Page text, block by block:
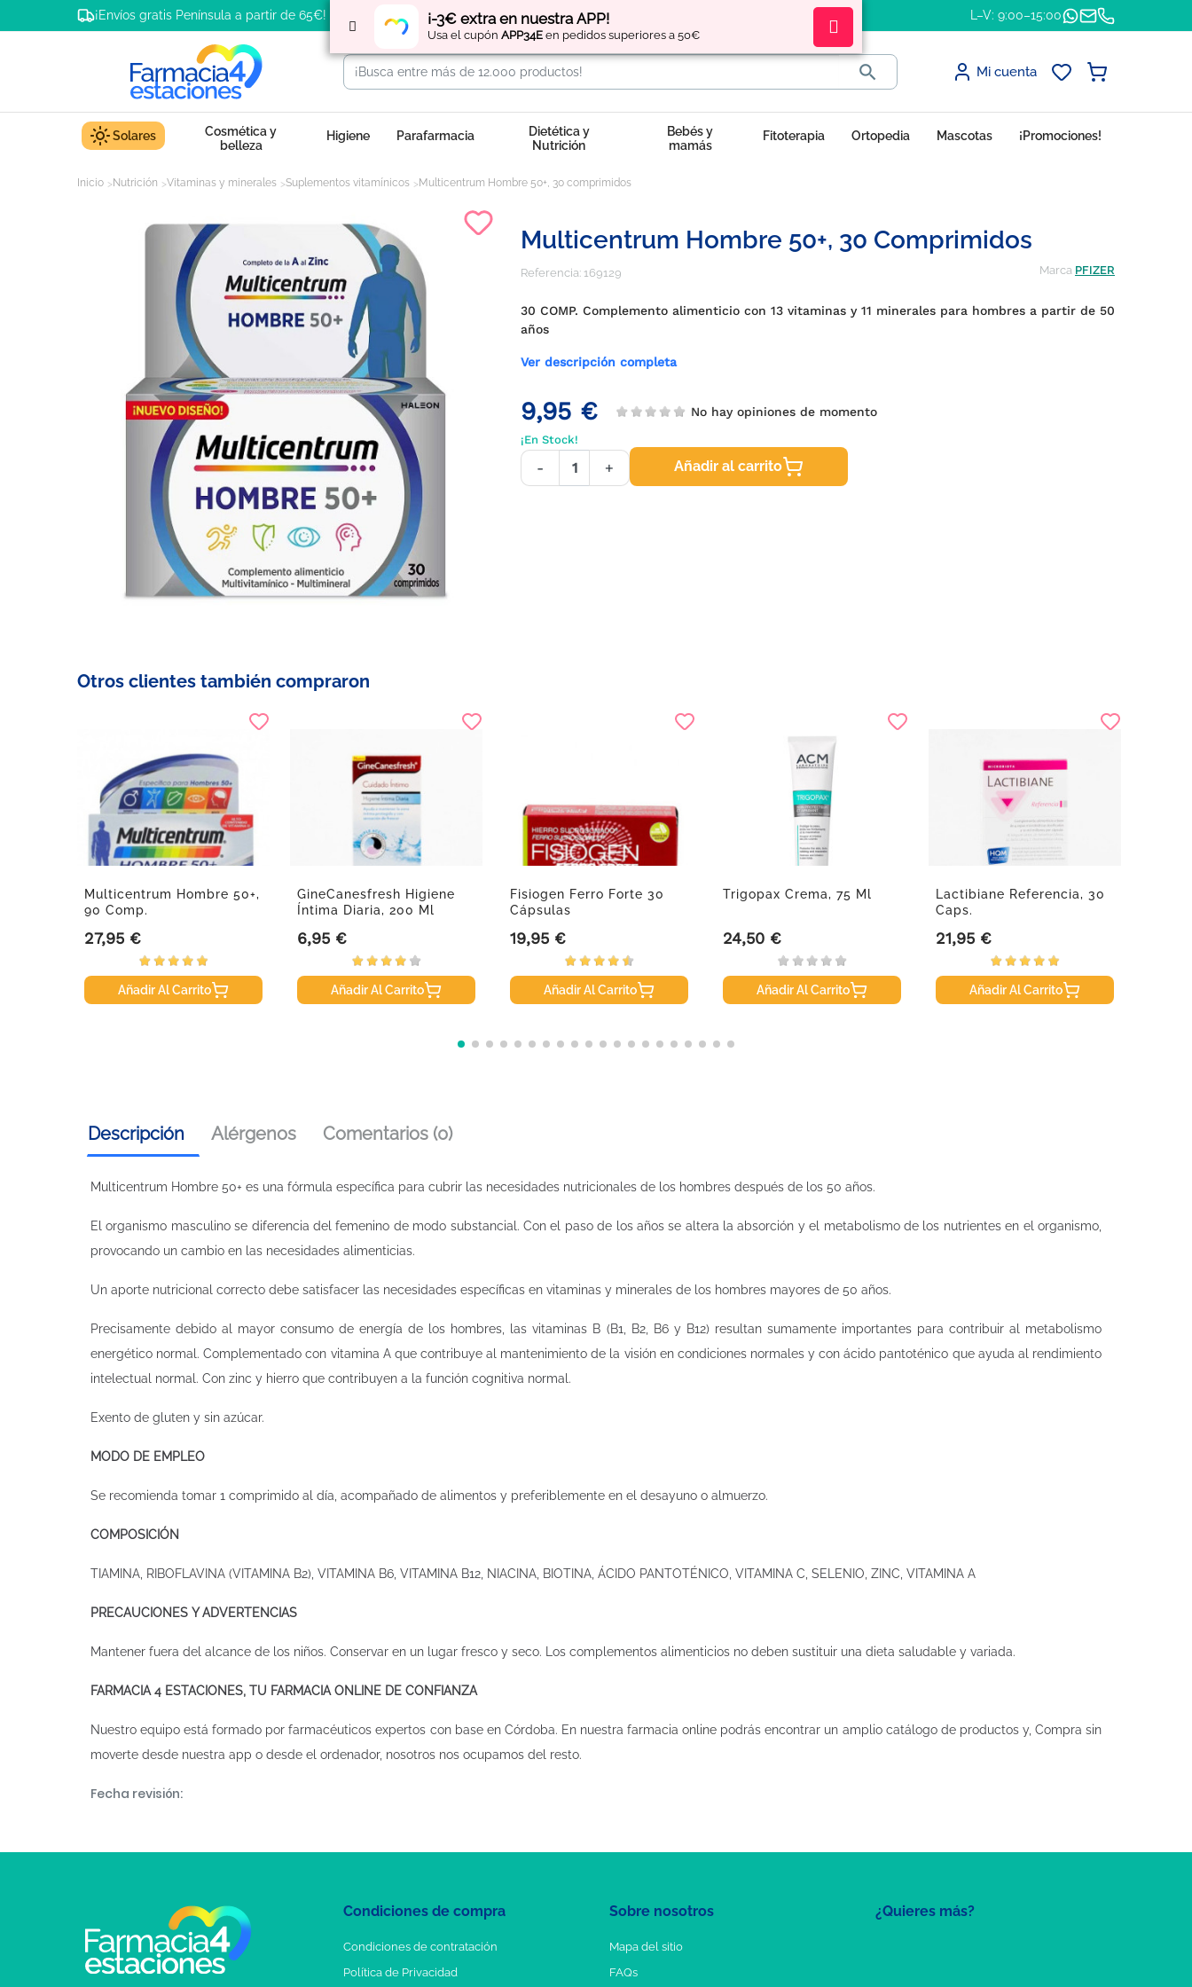
¡-3€ extra en nuestra APP!
Usa el cupón APP34E en pedidos superiores a 50€
¡Envíos gratis Península a partir de 65€! Regístratey obtén L–V: 9:00–15:00
 Mi cuenta
Solares
Cosmética y
belleza
Higiene Parafarmacia
Dietética y
Nutrición
Bebés y
mamás
Fitoterapia Ortopedia Mascotas ¡Promociones!
Inicio Nutrición Vitaminas y minerales Suplementos vitamínicos Multicentrum Hombre 50+, 30 comprimidos
Multicentrum Hombre 50+, 30 Comprimidos
Referencia: 169129 Marca PFIZER
30 COMP. Complemento alimenticio con 13 vitaminas y 11 minerales para hombres a partir de 50
años
Ver descripción completa
9,95 € No hay opiniones de momento
¡En Stock!
- + Añadir al carrito
Otros clientes también compraron
Multicentrum Hombre 50+,
90 Comp.
Precio
27,95 €
Añadir Al Carrito
GineCanesfresh Higiene
Íntima Diaria, 200 Ml
Precio
6,95 €
Añadir Al Carrito
Fisiogen Ferro Forte 30
Cápsulas
Precio
19,95 €
Añadir Al Carrito
Trigopax Crema, 75 Ml
Precio
24,50 €
Añadir Al Carrito
Lactibiane Referencia, 30
Caps.
Precio
21,95 €
Añadir Al Carrito
Descripción Alérgenos Comentarios (0)
Multicentrum Hombre 50+ es una fórmula específica para cubrir las necesidades nutricionales de los hombres después de los 50 años.
El organismo masculino se diferencia del femenino de modo substancial. Con el paso de los años se altera la absorción y el metabolismo de los nutrientes en el organismo,
provocando un cambio en las necesidades alimenticias.
Un aporte nutricional correcto debe satisfacer las necesidades específicas en vitaminas y minerales de los hombres mayores de 50 años.
Precisamente debido al mayor consumo de energía de los hombres, las vitaminas B (B1, B2, B6 y B12) resultan sumamente importantes para contribuir al metabolismo
energético normal. Complementado con vitamina A que contribuye al mantenimiento de la visión en condiciones normales y con ácido pantoténico que ayuda al rendimiento
intelectual normal. Con zinc y hierro que contribuyen a la función cognitiva normal.
Exento de gluten y sin azúcar.
MODO DE EMPLEO
Se recomienda tomar 1 comprimido al día, acompañado de alimentos y preferiblemente en el desayuno o almuerzo.
COMPOSICIÓN
TIAMINA, RIBOFLAVINA (VITAMINA B2), VITAMINA B6, VITAMINA B12, NIACINA, BIOTINA, ÁCIDO PANTOTÉNICO, VITAMINA C, SELENIO, ZINC, VITAMINA A
PRECAUCIONES Y ADVERTENCIAS
Mantener fuera del alcance de los niños. Conservar en un lugar fresco y seco. Los complementos alimenticios no deben sustituir una dieta saludable y variada.
FARMACIA 4 ESTACIONES, TU FARMACIA ONLINE DE CONFIANZA
Nuestro equipo está formado por farmacéuticos expertos con base en Córdoba. En nuestrafarmacia online podrás encontrar un amplio catálogo de productos y, Compra sin
moverte desde nuestra app o desde el ordenador, nosotros nos ocupamos del resto.
Fecha revisión:
¿Quieres más?
Condiciones de compra
Condiciones de contratación
Política de Privacidad
Sobre nosotros
Mapa del sitio
FAQs